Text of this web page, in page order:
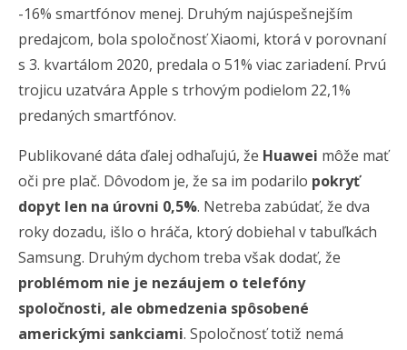
-16% smartfónov menej. Druhým najúspešnejším
predajcom, bola spoločnosť Xiaomi, ktorá v porovnaní
s 3. kvartálom 2020, predala o 51% viac zariadení. Prvú
trojicu uzatvára Apple s trhovým podielom 22,1%
predaných smartfónov.
Publikované dáta ďalej odhaľujú, že Huawei môže mať
oči pre plač. Dôvodom je, že sa im podarilo pokryť
dopyt len na úrovni 0,5%. Netreba zabúdať, že dva
roky dozadu, išlo o hráča, ktorý dobiehal v tabuľkách
Samsung. Druhým dychom treba však dodať, že
problémom nie je nezáujem o telefóny
spoločnosti, ale obmedzenia spôsobené
americkými sankciami. Spoločnosť totiž nemá